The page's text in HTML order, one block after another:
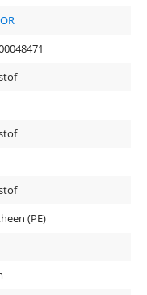
(PE)